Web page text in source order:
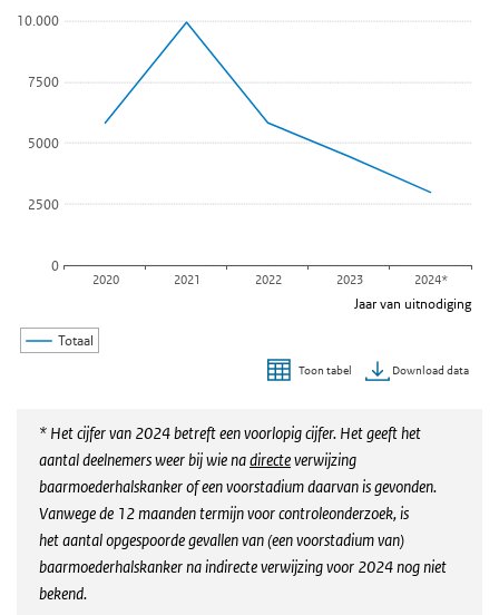
Jaar van uitnodiging
Totaal
0
2500
5000
7500
10.000
2020 2021 2022 2023 2024*
Toon tabel Download data
* Het cijfer van 2024 betreft een voorlopig cijfer. Het geeft het
aantal deelnemers weer bij wie nadirecteverwijzing
baarmoederhalskanker of een voorstadium daarvan is gevonden.
Vanwege de 12 maanden termijn voor controleonderzoek, is
hetaantal opgespoorde gevallen van (een voorstadium van)
baarmoederhalskankerna indirecte verwijzing voor 2024 nogniet
bekend.